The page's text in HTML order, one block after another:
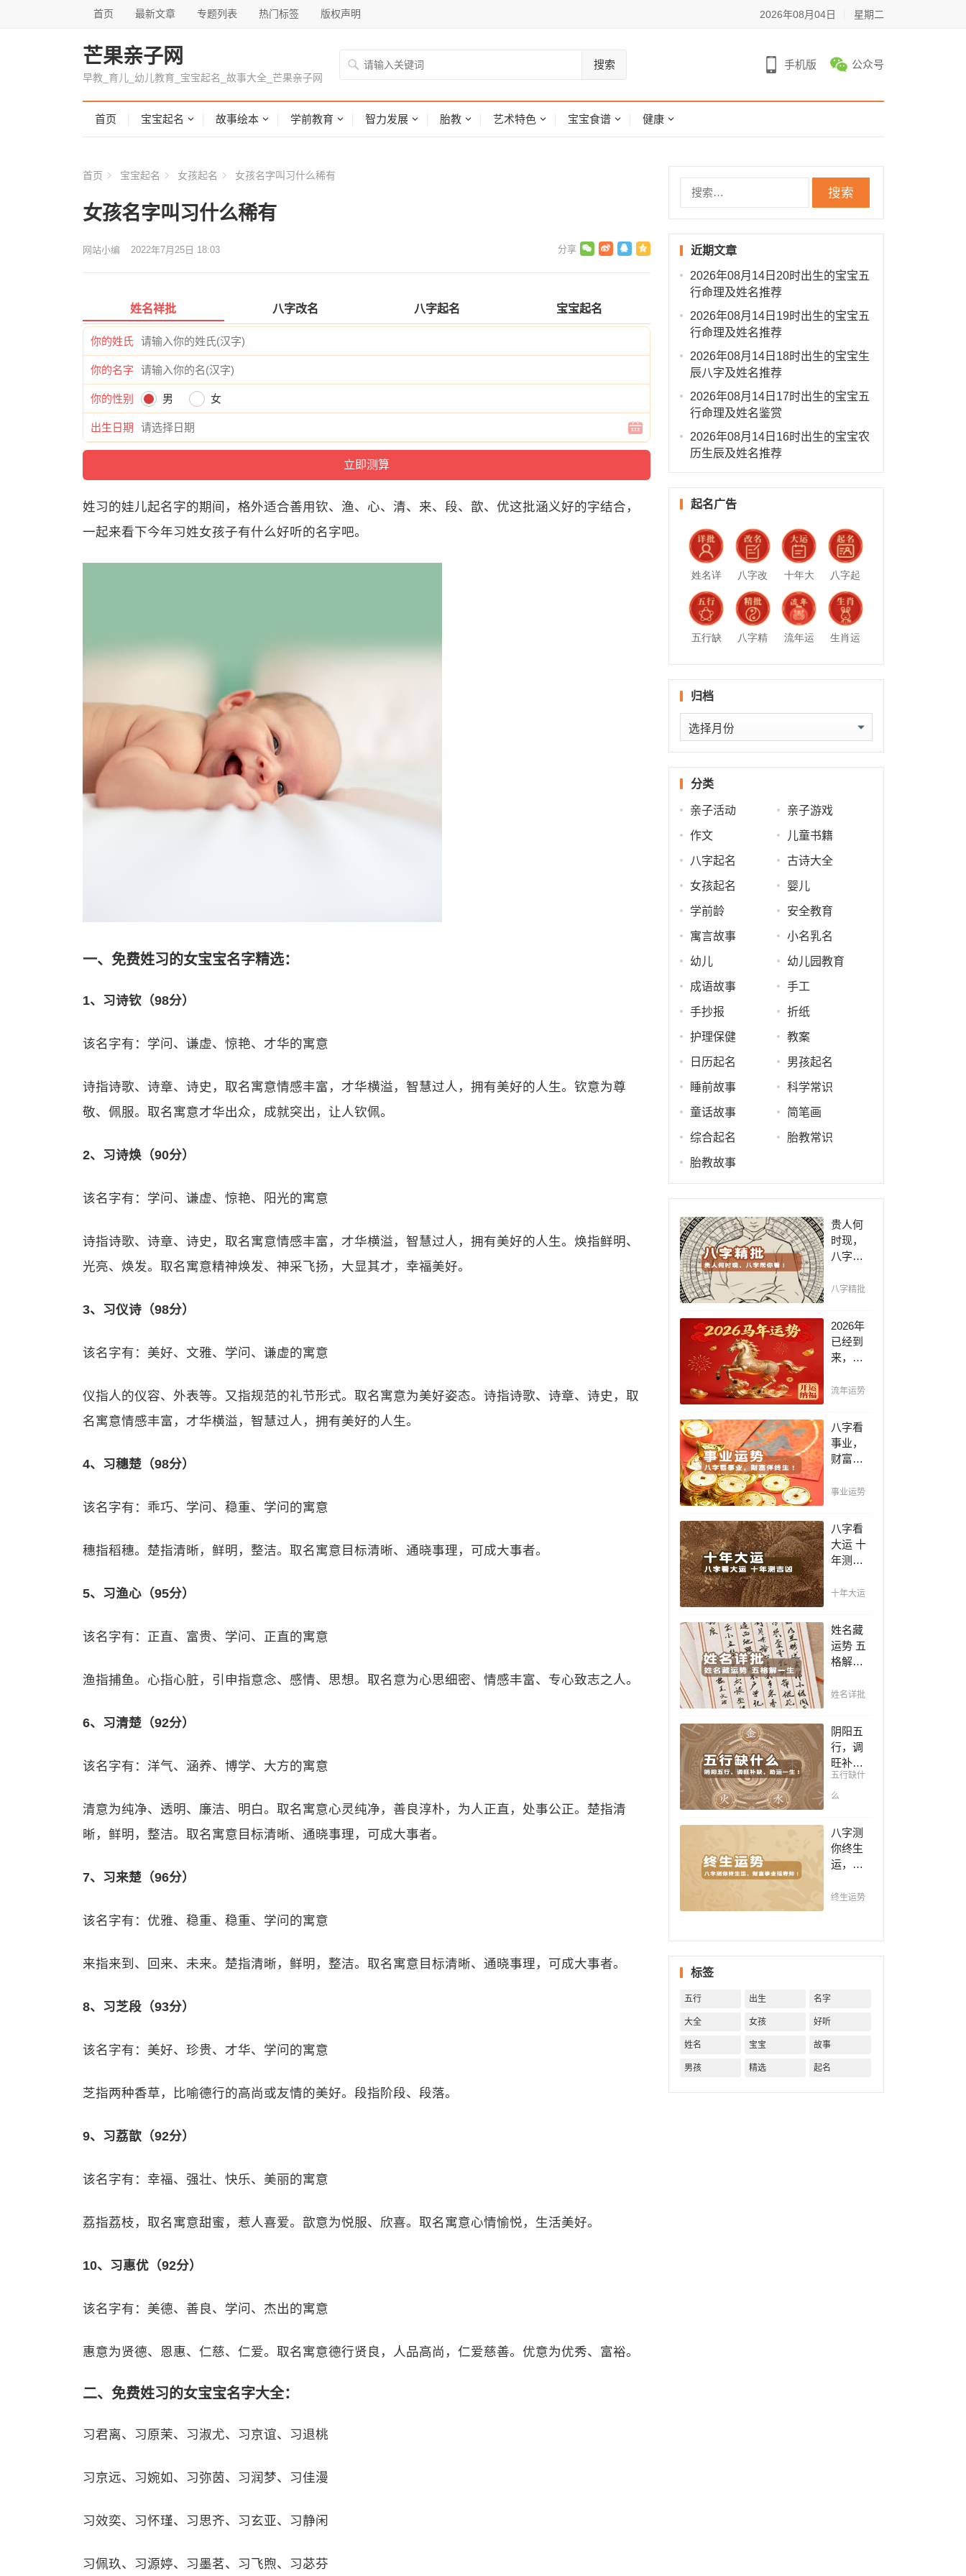
首页 最新文章 专题列表 热门标签 版权声明 2026年08月04日 星期二
芒果亲子网
早教_育儿_幼儿教育_宝宝起名_故事大全_芒果亲子网
搜索 手机版 公众号
首页 宝宝起名 故事绘本 学前教育 智力发展 胎教 艺术特色 宝宝食谱 健康
首页 宝宝起名 女孩起名 女孩名字叫习什么稀有
女孩名字叫习什么稀有
网站小编 2022年7月25日 18:03
姓名祥批 八字改名 八字起名 宝宝起名
你的姓氏
你的名字
你的性别 男 女
出生日期
姓习的娃儿起名字的期间，格外适合善用钦、渔、心、清、来、段、歆、优这批涵义好的字结合，
一起来看下今年习姓女孩子有什么好听的名字吧。
一、免费姓习的女宝宝名字精选：
1、习诗钦（98分）
该名字有：学问、谦虚、惊艳、才华的寓意
诗指诗歌、诗章、诗史，取名寓意情感丰富，才华横溢，智慧过人，拥有美好的人生。钦意为尊
敬、佩服。取名寓意才华出众，成就突出，让人钦佩。
2、习诗焕（90分）
该名字有：学问、谦虚、惊艳、阳光的寓意
诗指诗歌、诗章、诗史，取名寓意情感丰富，才华横溢，智慧过人，拥有美好的人生。焕指鲜明、
光亮、焕发。取名寓意精神焕发、神采飞扬，大显其才，幸福美好。
3、习仪诗（98分）
该名字有：美好、文雅、学问、谦虚的寓意
仪指人的仪容、外表等。又指规范的礼节形式。取名寓意为美好姿态。诗指诗歌、诗章、诗史，取
名寓意情感丰富，才华横溢，智慧过人，拥有美好的人生。
4、习穗楚（98分）
该名字有：乖巧、学问、稳重、学问的寓意
穗指稻穗。楚指清晰，鲜明，整洁。取名寓意目标清晰、通晓事理，可成大事者。
5、习渔心（95分）
该名字有：正直、富贵、学问、正直的寓意
渔指捕鱼。心指心脏，引申指意念、感情、思想。取名意为心思细密、情感丰富、专心致志之人。
6、习清楚（92分）
该名字有：洋气、涵养、博学、大方的寓意
清意为纯净、透明、廉洁、明白。取名寓意心灵纯净，善良淳朴，为人正直，处事公正。楚指清
晰，鲜明，整洁。取名寓意目标清晰、通晓事理，可成大事者。
7、习来楚（96分）
该名字有：优雅、稳重、稳重、学问的寓意
来指来到、回来、未来。楚指清晰，鲜明，整洁。取名寓意目标清晰、通晓事理，可成大事者。
8、习芝段（93分）
该名字有：美好、珍贵、才华、学问的寓意
芝指两种香草，比喻德行的高尚或友情的美好。段指阶段、段落。
9、习荔歆（92分）
该名字有：幸福、强壮、快乐、美丽的寓意
荔指荔枝，取名寓意甜蜜，惹人喜爱。歆意为悦服、欣喜。取名寓意心情愉悦，生活美好。
10、习惠优（92分）
该名字有：美德、善良、学问、杰出的寓意
惠意为贤德、恩惠、仁慈、仁爱。取名寓意德行贤良，人品高尚，仁爱慈善。优意为优秀、富裕。
二、免费姓习的女宝宝名字大全：
习君离、习原茉、习淑尤、习京谊、习退桃
习京远、习婉如、习弥茵、习润梦、习佳漫
习效奕、习怀瑾、习思齐、习玄亚、习静闲
习佩玖、习源婷、习墨茗、习飞煦、习苾芬
近期文章
2026年08月14日20时出生的宝宝五
行命理及姓名推荐
2026年08月14日19时出生的宝宝五
行命理及姓名推荐
2026年08月14日18时出生的宝宝生
辰八字及姓名推荐
2026年08月14日17时出生的宝宝五
行命理及姓名鉴赏
2026年08月14日16时出生的宝宝农
历生辰及姓名推荐
起名广告
姓名详
批
八字改
名
十年大
运
八字起
名
五行缺
八字精
流年运
生肖运
归档
归
档
分类
亲子活动 亲子游戏
作文 儿童书籍
八字起名 古诗大全
女孩起名 婴儿
学前龄 安全教育
寓言故事 小名乳名
幼儿 幼儿园教育
成语故事 手工
手抄报 折纸
护理保健 教案
日历起名 男孩起名
睡前故事 科学常识
童话故事 简笔画
综合起名 胎教常识
胎教故事
贵人何
时现，
八字帮
平阴阳
福，八
字精批
批出一
生好命
八字精批
2026年
已经到
来，如
把握先
吉避
凶，不
走弯
路，点
查看！
流年运势
八字看
事业，
财富伴
哪日出
最有财
官之
命，十
之八九
或富
读您的
事业天
赋，扭
不利困
事业运势
八字看
大运 十
年测吉
年一运
凶，未
来命运
全知
晓。
十年大运
姓名藏
运势 五
格解一
名判断
吉凶，
你的名
字真的
适合你
姓名详批
阴阳五
行，调
旺补
缺，助
运一
晓五
行，把
控起伏
波澜，
缺，助
五行缺什
么
八字测
你终生
运，财
福寿
富贵！
终生运势
标签
五行 出生 名字
大全 女孩 好听
姓名 宝宝 故事
男孩 精选 起名